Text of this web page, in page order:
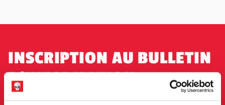
INSCRIPTION AU BULLETIN
D'INFORMATION
Inscrivez-vous pour recevoir les dernières